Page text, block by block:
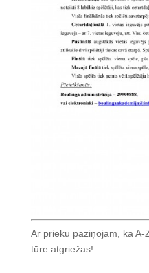
Ar prieku paziņojam, ka
tūre atgriežas!